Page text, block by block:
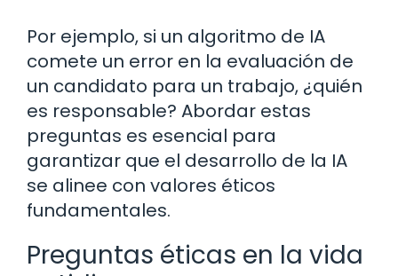
Por ejemplo, si un algoritmo de IA
comete un error en la evaluación de
un candidato para un trabajo, ¿quién
es responsable? Abordar estas
preguntas es esencial para
garantizar que el desarrollo de la IA
se alinee con valores éticos
fundamentales.
Preguntas éticas en la vida